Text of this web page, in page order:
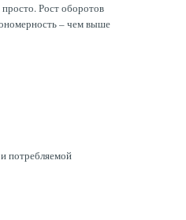
Рост оборотов
– чем выше
потребляемой